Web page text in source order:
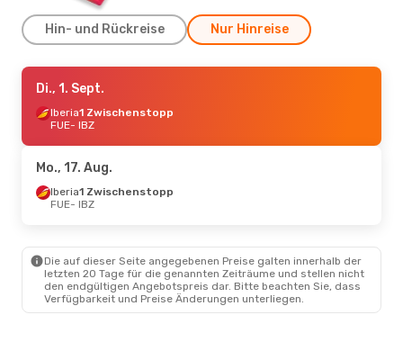
Hin- und Rückreise Nur Hinreise
Mo., 5. Okt.
Iberia1 Zwischenstopp
FUE- IBZ
IBZ- FUE
Mo., 17. Aug.- Mo., 24. Aug.
IBZ
- FUE
Di., 1. Sept.
Iberia1 Zwischenstopp
FUE- IBZ
Mo., 17. Aug.
Iberia1 Zwischenstopp
FUE- IBZ
Die auf dieser Seite angegebenen Preise galten innerhalb der
letzten 20 Tage für die genannten Zeiträume und stellen nicht
den endgültigen Angebotspreis dar. Bitte beachten Sie, dass
Verfügbarkeit und Preise Änderungen unterliegen.